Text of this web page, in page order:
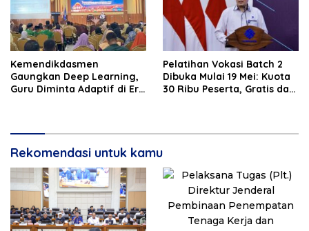
Kemendikdasmen
Gaungkan Deep Learning,
Guru Diminta Adaptif di Era
Pelatihan Vokasi Batch 2
Dibuka Mulai 19 Mei: Kuota
30 Ribu Peserta, Gratis dan
Rekomendasi untuk kamu